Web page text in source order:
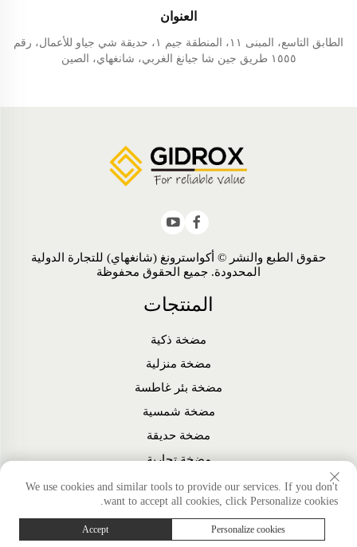
العنوان
الطابق التاسع، المبنى ١١، المنطقة جيم ١، حديقة شي جياو للأعمال، رقم
١٥٥٥ طريق جين شا جيانغ الغربي، شانغهاي، الصين
حقوق الطبع والنشر © أكواسترونغ (شانغهاي) للتجارة الدولية
المحدودة. جميع الحقوق محفوظة
المنتجات
مضخة ذكية
مضخة منزلية
مضخة بئر غاطسة
مضخة شمسية
مضخة حديقة
مضخة تجارية
مروحة
الملحقات
We use cookies and similar tools to provide our services. If you don't
want to accept all cookies, click Personalize cookies.
Personalize cookies
Accept